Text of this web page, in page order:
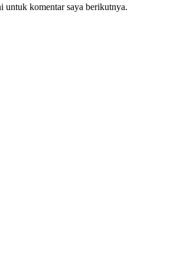
untuk komentar saya berikutnya.